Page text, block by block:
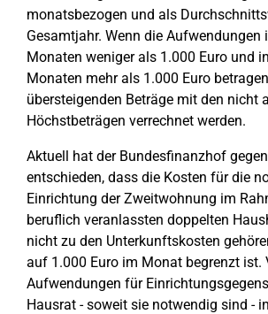
monatsbezogen und als
Gesamtjahr. Wenn die Aufwendungen
Monaten weniger als 1.000 Euro und
Monaten mehr als 1.000 Euro
übersteigenden Beträge mit den nicht
Höchstbeträgen verrechnet werden.
Aktuell hat der Bundesfinanzhof
entschieden, dass die Kosten für die
Einrichtung der Zweitwohnung im
beruflich veranlassten doppelten
nicht zu den Unterkunftskosten
auf 1.000 Euro im Monat begrenzt ist.
Aufwendungen für
Hausrat - soweit sie notwendig sind -